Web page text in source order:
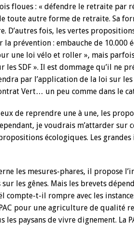
floues : « défendre le retraite par
toute autre forme de retraite. Sa
D’autres fois, les vertes
la prévention : embauche de 10.000
une loi vélo et roller », mais
les SDF ». Il est dommage qu’il ne
par l’application de la loi sur
Vert… un peu comme dans le
de reprendre une à une, les
je voudrais m’attarder
écologiques. Les
les mesures-phares, il propose
les gênes. Mais les brevets
compte-t-il rompre avec les
pour une agriculture de qualité
les paysans de vivre dignement. La